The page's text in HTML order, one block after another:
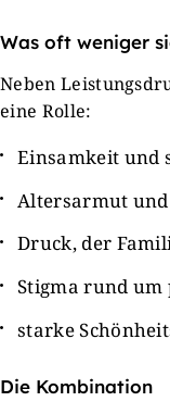
Was oft weniger
Neben
eine Rolle:
Einsamkeit und
Altersarmut
Druck, der
Stigma rund
starke
Die Kombination